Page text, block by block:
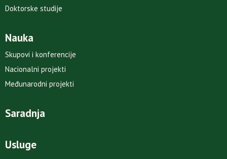
Doktorske studije
Nauka
Skupovi i konferencije
Nacionalni projekti
Međunarodni projekti
Saradnja
Usluge